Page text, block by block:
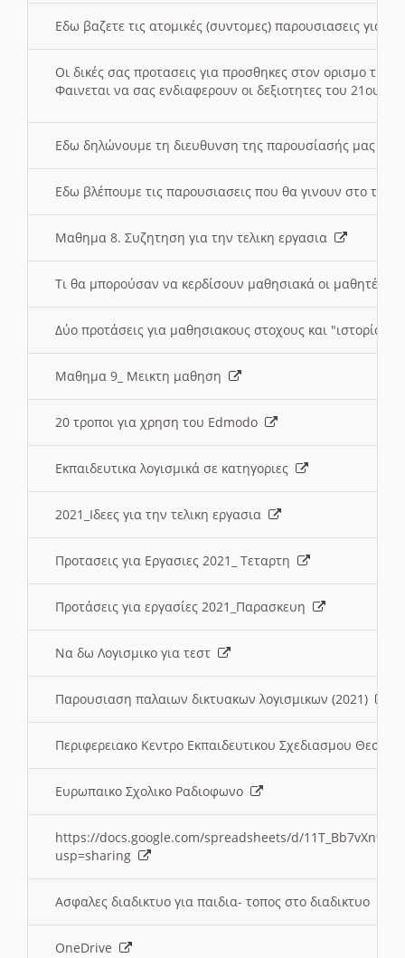
Εδω βαζετε τις ατομικές (συντομες) παρουσιασεις για
Οι δικές σας προτασεις για προσθηκες στον ορισμο
Φαινεται να σας ενδιαφερουν οι δεξιοτητες του 21ου
Εδω δηλώνουμε τη διευθυνση της παρουσίασής μας
Εδω βλέπουμε τις παρουσιασεις που θα γινουν στο
Μαθημα 8. Συζητηση για την τελικη εργασια
Τι θα μπορούσαν να κερδίσουν μαθησιακά οι μαθητές/
Δύο προτάσεις για μαθησιακους στοχους και "ιστορία"
Μαθημα 9_ Μεικτη μαθηση
20 τροποι για χρηση του Edmodo
Εκπαιδευτικα λογισμικά σε κατηγοριες
2021_Ιδεες για την τελικη εργασια
Προτασεις για Εργασιες 2021_ Τεταρτη
Προτάσεις για εργασίες 2021_Παρασκευη
Να δω Λογισμικο για τεστ
Παρουσιαση παλαιων δικτυακων λογισμικων (2021)
Περιφερειακο Κεντρο Εκπαιδευτικου Σχεδιασμου
Ευρωπαικο Σχολικο Ραδιοφωνο
https://docs.google.com/spreadsheets/d/
usp=sharing
Ασφαλες διαδικτυο για παιδια- τοπος στο διαδικτυο
OneDrive